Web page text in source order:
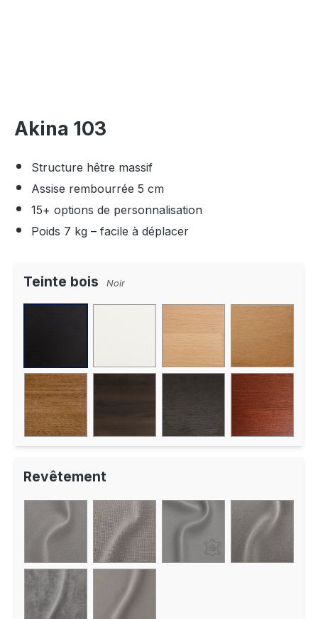
Akina 103
Structure hêtre massif
Assise rembourrée 5 cm
15+ options de personnalisation
Poids 7 kg – facile à déplacer
Teinte bois Noir
Revêtement